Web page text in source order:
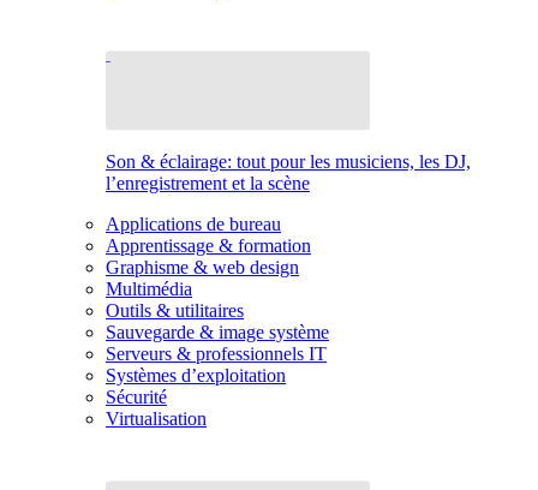
Son & éclairage: tout pour les musiciens, les DJ,
l’enregistrement et la scène
Applications de bureau
Apprentissage & formation
Graphisme & web design
Multimédia
Outils & utilitaires
Sauvegarde & image système
Serveurs & professionnels IT
Systèmes d’exploitation
Sécurité
Virtualisation